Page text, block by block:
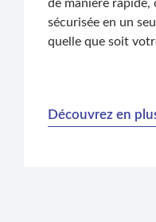
de manière rapide,
sécurisée en un
quelle que soit
Découvrez en